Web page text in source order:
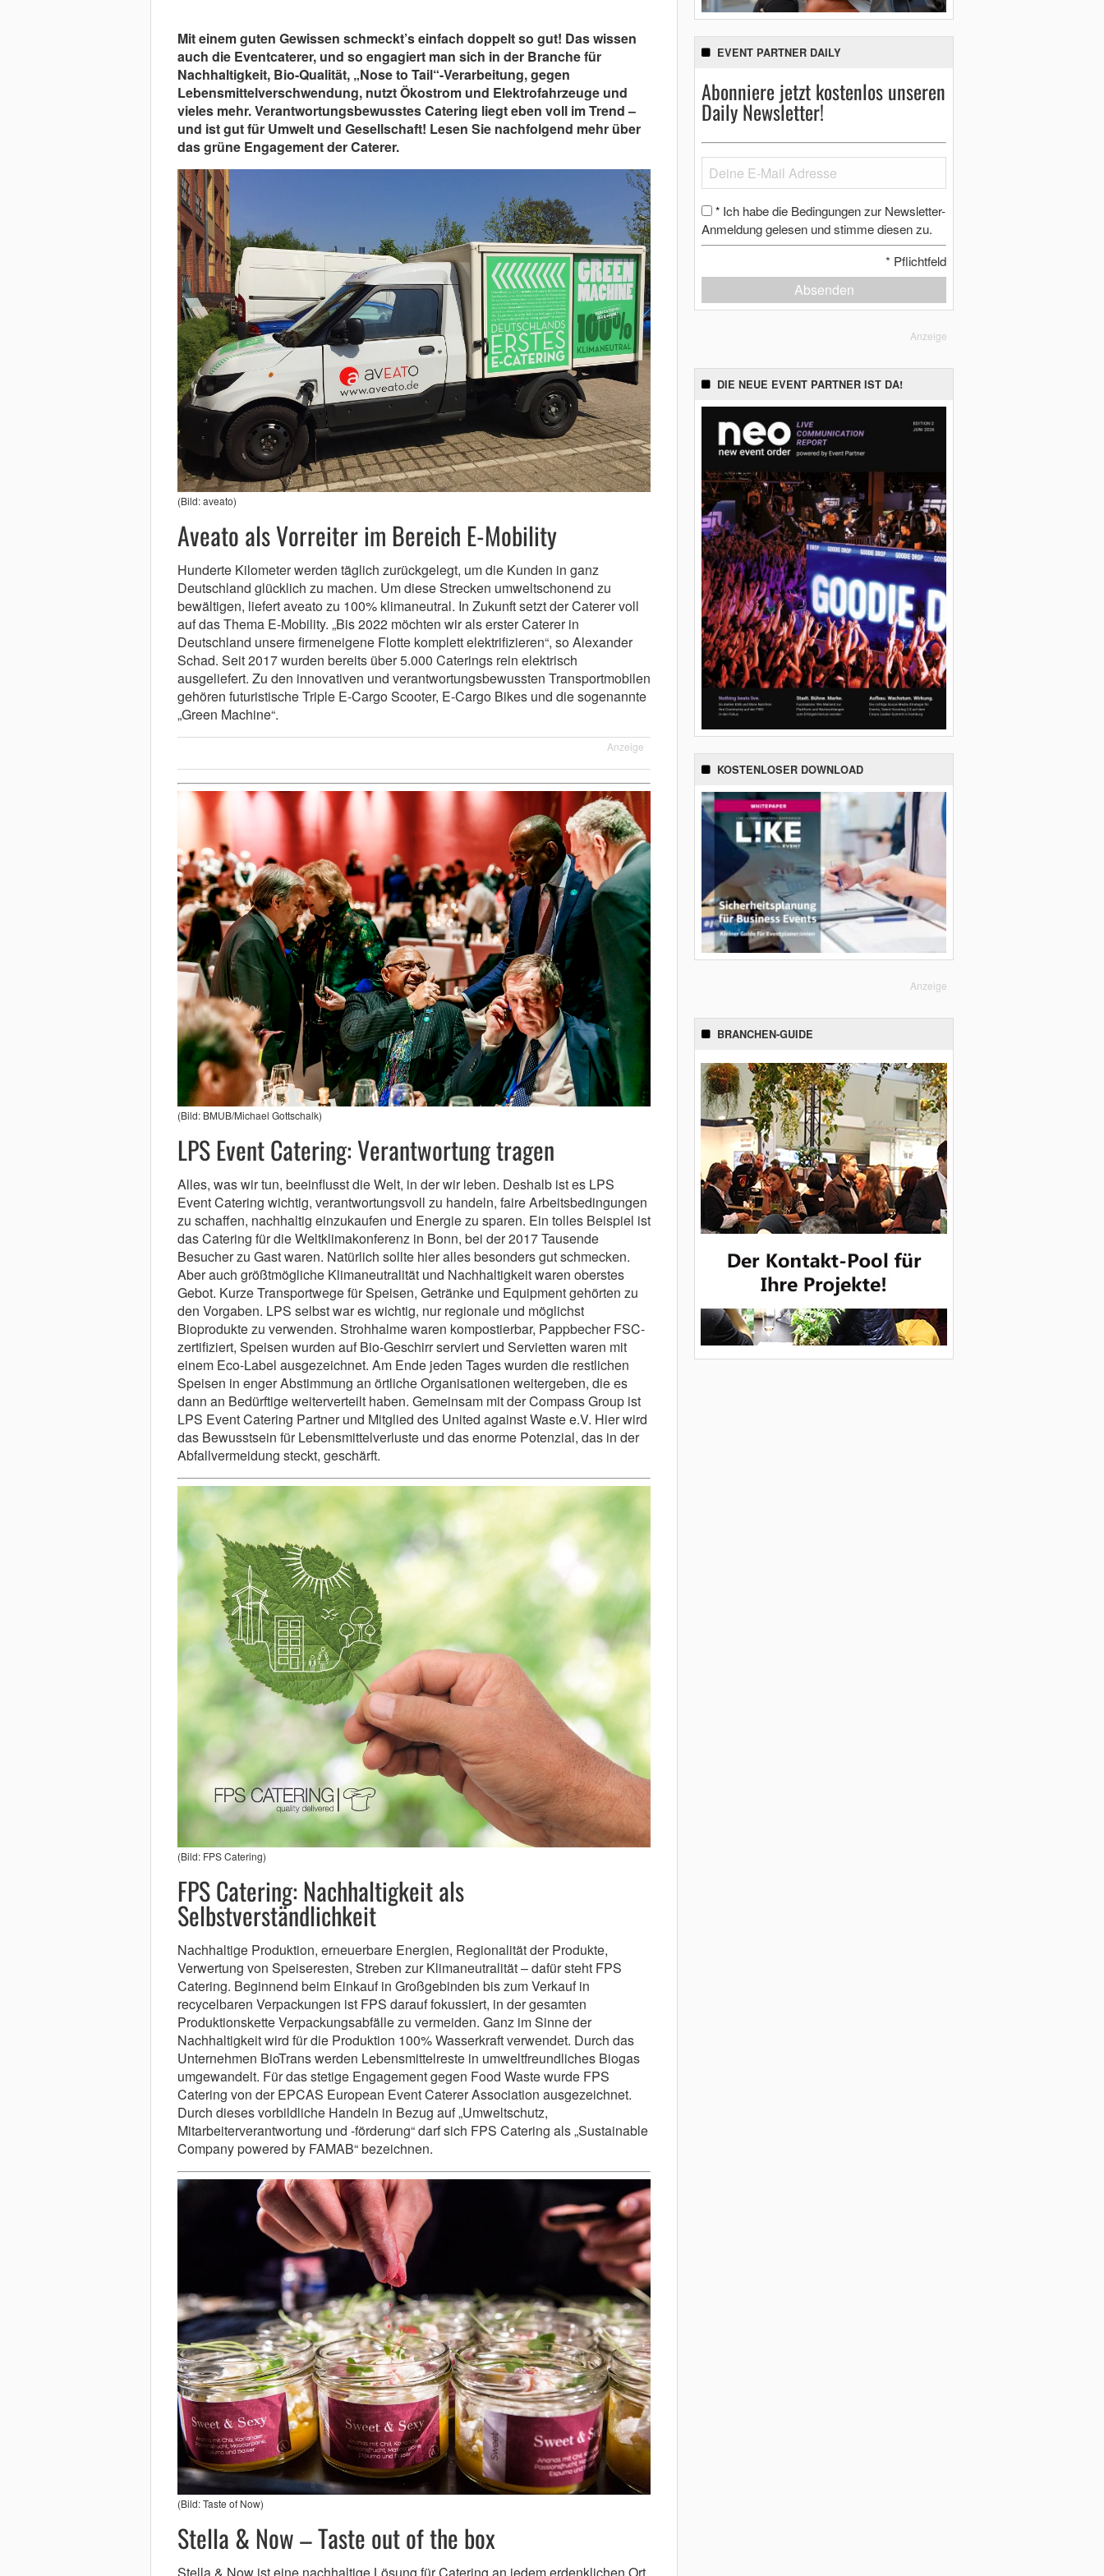
Mit einem guten Gewissen schmeckt’s einfach doppelt so gut! Das wissen
auch die Eventcaterer, und so engagiert man sich in der Branche für
Nachhaltigkeit, Bio-Qualität, „Nose to Tail“-Verarbeitung, gegen
Lebensmittelverschwendung, nutzt Ökostrom und Elektrofahrzeuge und
vieles mehr. Verantwortungsbewusstes Catering liegt eben voll im Trend –
und ist gut für Umwelt und Gesellschaft! Lesen Sie nachfolgend mehr über
das grüne Engagement der Caterer.
(Bild: aveato)
Aveato als Vorreiter im Bereich E-Mobility
Hunderte Kilometer werden täglich zurückgelegt, um die Kunden in ganz
Deutschland glücklich zu machen. Um diese Strecken umweltschonend zu
bewältigen, liefert aveato zu 100% klimaneutral. In Zukunft setzt der Caterer voll
auf das Thema E-Mobility. „Bis 2022 möchten wir als erster Caterer in
Deutschland unsere firmeneigene Flotte komplett elektrifizieren“, so Alexander
Schad. Seit 2017 wurden bereits über 5.000 Caterings rein elektrisch
ausgeliefert. Zu den innovativen und verantwortungsbewussten Transportmobilen
gehören futuristische Triple E-Cargo Scooter, E-Cargo Bikes und die sogenannte
„Green Machine“.
Anzeige
(Bild: BMUB/Michael Gottschalk)
LPS Event Catering: Verantwortung tragen
Alles, was wir tun, beeinflusst die Welt, in der wir leben. Deshalb ist es LPS
Event Catering wichtig, verantwortungsvoll zu handeln, faire Arbeitsbedingungen
zu schaffen, nachhaltig einzukaufen und Energie zu sparen. Ein tolles Beispiel ist
das Catering für die Weltklimakonferenz in Bonn, bei der 2017 Tausende
Besucher zu Gast waren. Natürlich sollte hier alles besonders gut schmecken.
Aber auch größtmögliche Klimaneutralität und Nachhaltigkeit waren oberstes
Gebot. Kurze Transportwege für Speisen, Getränke und Equipment gehörten zu
den Vorgaben. LPS selbst war es wichtig, nur regionale und möglichst
Bioprodukte zu verwenden. Strohhalme waren kompostierbar, Pappbecher FSC-
zertifiziert, Speisen wurden auf Bio-Geschirr serviert und Servietten waren mit
einem Eco-Label ausgezeichnet. Am Ende jeden Tages wurden die restlichen
Speisen in enger Abstimmung an örtliche Organisationen weitergeben, die es
dann an Bedürftige weiterverteilt haben. Gemeinsam mit der Compass Group ist
LPS Event Catering Partner und Mitglied des United against Waste e.V. Hier wird
das Bewusstsein für Lebensmittelverluste und das enorme Potenzial, das in der
Abfallvermeidung steckt, geschärft.
(Bild: FPS Catering)
FPS Catering: Nachhaltigkeit als
Selbstverständlichkeit
Nachhaltige Produktion, erneuerbare Energien, Regionalität der Produkte,
Verwertung von Speiseresten, Streben zur Klimaneutralität – dafür steht FPS
Catering. Beginnend beim Einkauf in Großgebinden bis zum Verkauf in
recycelbaren Verpackungen ist FPS darauf fokussiert, in der gesamten
Produktionskette Verpackungsabfälle zu vermeiden. Ganz im Sinne der
Nachhaltigkeit wird für die Produktion 100% Wasserkraft verwendet. Durch das
Unternehmen BioTrans werden Lebensmittelreste in umweltfreundliches Biogas
umgewandelt. Für das stetige Engagement gegen Food Waste wurde FPS
Catering von der EPCAS European Event Caterer Association ausgezeichnet.
Durch dieses vorbildliche Handeln in Bezug auf „Umweltschutz,
Mitarbeiterverantwortung und -förderung“ darf sich FPS Catering als „Sustainable
Company powered by FAMAB“ bezeichnen.
(Bild: Taste of Now)
Stella & Now – Taste out of the box
EVENT PARTNER DAILY
Abonniere jetzt kostenlos unseren
Daily Newsletter!
* Ich habe die Bedingungen zur Newsletter-
Anmeldung gelesen und stimme diesen zu.
* Pflichtfeld
Absenden
Anzeige
DIE NEUE EVENT PARTNER IST DA!
KOSTENLOSER DOWNLOAD
Anzeige
BRANCHEN-GUIDE